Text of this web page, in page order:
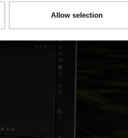
Allow selection